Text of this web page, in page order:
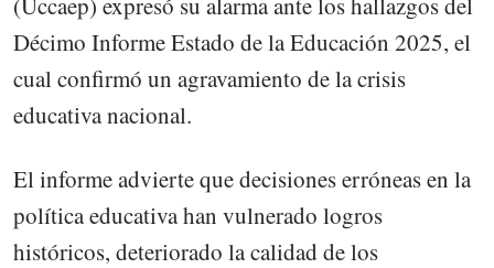
Décimo Informe Estado de la Educación 2025, el
cual confirmó un agravamiento de la crisis
educativa nacional.
El informe advierte que decisiones erróneas en la
política educativa han vulnerado logros
históricos, deteriorado la calidad de los